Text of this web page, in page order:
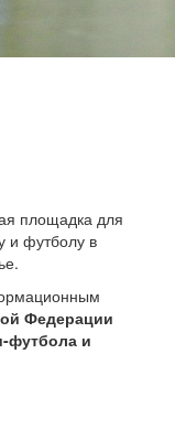
площадка для
и футболу в
Федерации
футбола и